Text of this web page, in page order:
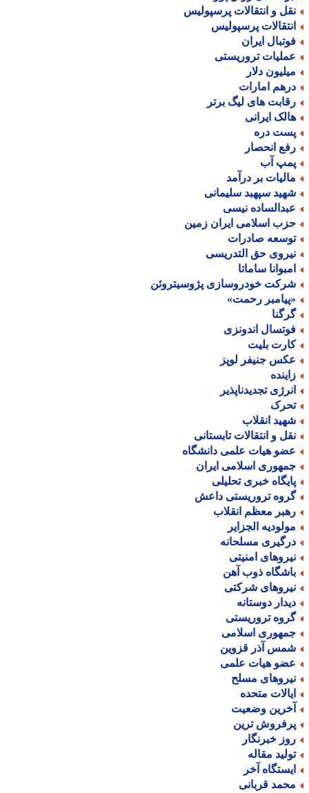
و انتقالات پرسپولیس
پرسپولیس
ایران
تروریستی
دلار
امارات
های لیگ برتر
ایرانی
دره
انحصار
آب
بر درآمد
سپهبد سلیمانی
نیسی
اسلامی ایران زمین
صادرات
حق التدریسی
ساماتا
خودروسازی پژوسیتروئن
رحمت»
اندونزی
بلیت
جنیفر لوپز
تجدیدناپذیر
انقلاب
و انتقالات تابستانی
هیات علمی دانشگاه
اسلامی ایران
خبری تحلیلی
تروریستی داعش
معظم انقلاب
الجزایر
مسلحانه
امنیتی
ذوب آهن
شرکتی
دوستانه
تروریستی
اسلامی
آذر قزوین
هیات علمی
مسلح
متحده
وضعیت
ترین
خبرنگار
مقاله
آخر
قربانی